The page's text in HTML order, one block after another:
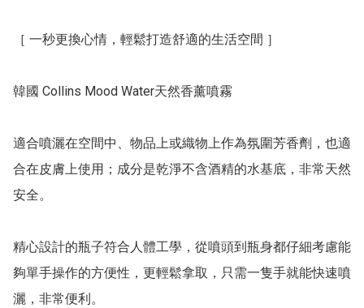
［ 一秒更換心情，輕鬆打造舒適的生活空間 ］
韓國 Collins Mood Water天然香薰噴霧
適合噴灑在空間中、物品上或織物上作為氛圍芳香劑，也適
合在皮膚上使用；成分是乾淨不含酒精的水基底，非常天然
安全。
精心設計的瓶子符合人體工學，從噴頭到瓶身都仔細考慮能
夠單手操作的方便性，更輕鬆拿取，只需一隻手就能快速噴